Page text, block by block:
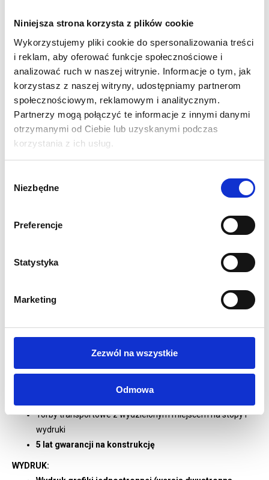
Niniejsza strona korzysta z plików cookie
Wykorzystujemy pliki cookie do spersonalizowania treści
i reklam, aby oferować funkcje społecznościowe i
analizować ruch w naszej witrynie. Informacje o tym, jak
korzystasz z naszej witryny, udostępniamy partnerom
społecznościowym, reklamowym i analitycznym.
Partnerzy mogą połączyć te informacje z innymi danymi
otrzymanymi od Ciebie lub uzyskanymi podczas
korzystania z ich usług.
zgody
Niezbędne
Preferencje
Statystyka
Marketing
Zezwól na wszystkie
Odmowa
Każdy element serii Modulate został zaprojektowany tak, aby
maksymalnie ułatwić jego użytkowanie: ponumerowane
elementy, połączenie typu bungee oraz montaż stóp bez
narzędzi. Dzięki temuzłożenie systemu Modulate jest
dziecinnie proste i pozwala na zmianę konfiguracji stoiska
w ciągu kilku sekund.
W skład zestawu wchodzą:
80 cm, moduł 100 cm, moduł Slope, moduł drzwi, lada
Podłoga nie jest elementem wyposażenia i nie wchodzi w
(szer.) x 3040 (gł.)
średnicy 30mm
Oznaczenie poszczególnych elementów dla szybkiego
Każdy element z intuicyjnym oznakowaniem
ułatwiającym montaż
Lada Formulate Magnetic z wydrukiem
Montaż beznarzędziowy dzięki systemowi Maglink 360°
Torby transportowe z wydzielonym miejscem na stopy i
wydruki
5 lat gwarancji na konstrukcję
WYDRUK: